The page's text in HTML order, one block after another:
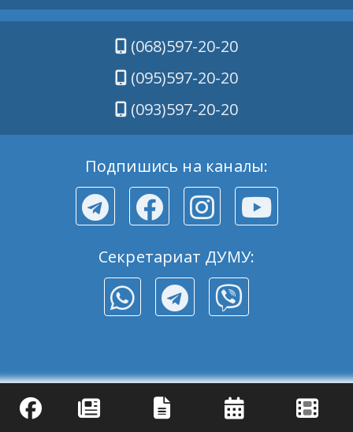
(068)597-20-20
(095)597-20-20
(093)597-20-20
Подпишись на каналы:
Секретариат ДУМУ: